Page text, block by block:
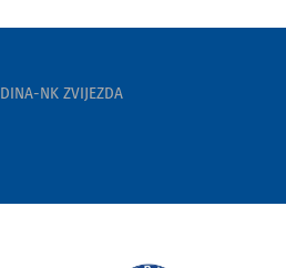
NK ZVIJEZDA